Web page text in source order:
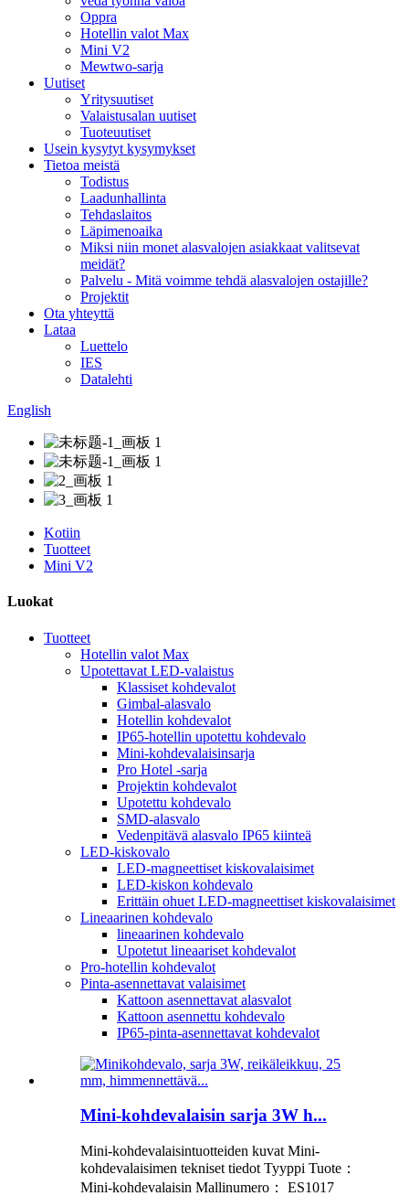
Oppra
Hotellin valot Max
Mini V2
Mewtwo-sarja
Uutiset
Yritysuutiset
Valaistusalan uutiset
Tuoteuutiset
Usein kysytyt kysymykset
Tietoa meistä
Todistus
Laadunhallinta
Tehdaslaitos
Läpimenoaika
Miksi niin monet alasvalojen asiakkaat valitsevat
meidät?
Palvelu - Mitä voimme tehdä alasvalojen ostajille?
Projektit
Ota yhteyttä
Lataa
Luettelo
IES
Datalehti
English
Kotiin
Tuotteet
Mini V2
Luokat
Tuotteet
Hotellin valot Max
Upotettavat LED-valaistus
Klassiset kohdevalot
Gimbal-alasvalo
Hotellin kohdevalot
IP65-hotellin upotettu kohdevalo
Mini-kohdevalaisinsarja
Pro Hotel -sarja
Projektin kohdevalot
Upotettu kohdevalo
SMD-alasvalo
Vedenpitävä alasvalo IP65 kiinteä
LED-kiskovalo
LED-magneettiset kiskovalaisimet
LED-kiskon kohdevalo
Erittäin ohuet LED-magneettiset kiskovalaisimet
Lineaarinen kohdevalo
lineaarinen kohdevalo
Upotetut lineaariset kohdevalot
Pro-hotellin kohdevalot
Pinta-asennettavat valaisimet
Kattoon asennettavat alasvalot
Kattoon asennettu kohdevalo
IP65-pinta-asennettavat kohdevalot
Mini-kohdevalaisin sarja 3W h...
Mini-kohdevalaisintuotteiden kuvat Mini-
kohdevalaisimen tekniset tiedot Tyyppi Tuote：
Mini-kohdevalaisin Mallinumero： ES1017